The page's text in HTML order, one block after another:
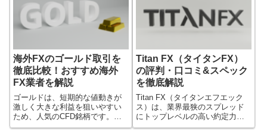
10,000円もらえます。10,000円
プレゼン
分散など様々なメリットがあり
ます。この記事では、XMの口座
１つ
海外FXのゴールド取引を
徹底比較！おすすめ海外
FX業者を解説
ゴールドは、短期的な値動きが
激しく大きな利益を狙いやすい
ため、人気のCFD銘柄です。海
外FXでは、ハイレバレッジや狭
Titan FX（タイタンFX）
の評判・口コミ&スペック
を徹底解説
Titan FX（タイタンエフエック
ス）は、業界最狭のスプレッド
にトップレベルの高い約定力を
誇る海外FX業者です。スプレッ